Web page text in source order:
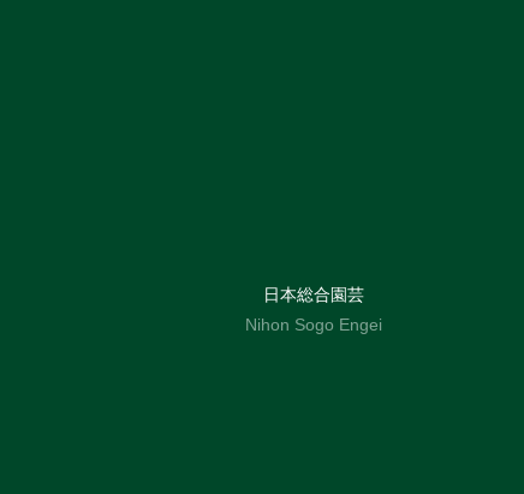
日本総合園芸
Nihon Sogo Engei